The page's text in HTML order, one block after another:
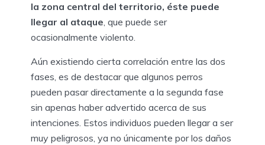
la zona central del territorio, éste puede
llegar al ataque, que puede ser
ocasionalmente violento.
Aún existiendo cierta correlación entre las dos
fases, es de destacar que algunos perros
pueden pasar directamente a la segunda fase
sin apenas haber advertido acerca de sus
intenciones. Estos individuos pueden llegar a ser
muy peligrosos, ya no únicamente por los daños